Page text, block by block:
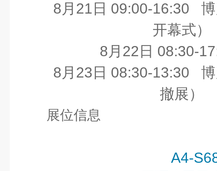
8月21日 09:00-16:30
开幕式）
8月22日 08:30-
8月23日 08:30-13:30
撤展）
展位信息
A4-